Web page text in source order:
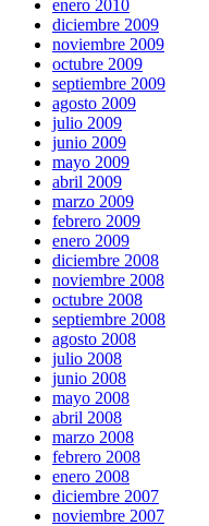
enero 2010
diciembre 2009
noviembre 2009
octubre 2009
septiembre 2009
agosto 2009
julio 2009
junio 2009
mayo 2009
abril 2009
marzo 2009
febrero 2009
enero 2009
diciembre 2008
noviembre 2008
octubre 2008
septiembre 2008
agosto 2008
julio 2008
junio 2008
mayo 2008
abril 2008
marzo 2008
febrero 2008
enero 2008
diciembre 2007
noviembre 2007